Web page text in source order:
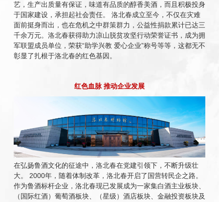
艺，生产出质量有保证，味道有品质的醇香美酒，而且积极投身
于国家建设，承担起社会责任。 洛北春成立至今，不仅在灾难
面前挺身而出，也在危机之中群策群力，公益性捐款累计已达三
千余万元。洛北春获得助力凉山脱贫攻坚行动荣誉证书，成为拥
军联盟成员单位，荣获“助学兴教 爱心企业”称号等等，这都无不
彰显了扎根于洛北春的红色基因。
红色血脉 推动企业发展
在弘扬鲁酒文化的征途中，洛北春在党建引领下，不断升级壮
大。 2000年，随着体制改革，洛北春开启了国营转民企之路。
作为鲁酒标杆企业，洛北春现已发展成为一家集白酒主业板块、
（国际红酒）葡萄酒板块、（星级）酒店板块、金融投资板块及